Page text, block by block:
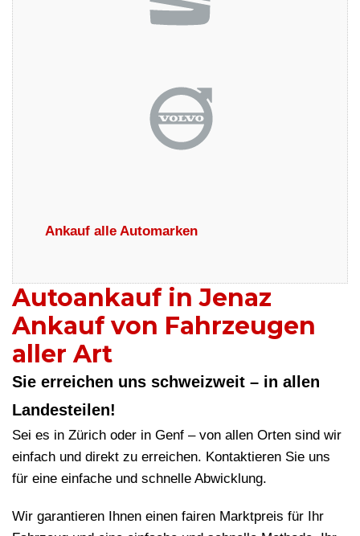
Ankauf alle Automarken
Autoankauf in Jenaz
Ankauf von Fahrzeugen
aller Art
Sie erreichen uns schweizweit – in allen
Landesteilen!
Sei es in Zürich oder in Genf – von allen Orten sind wir
einfach und direkt zu erreichen. Kontaktieren Sie uns
für eine einfache und schnelle Abwicklung.
Wir garantieren Ihnen einen fairen Marktpreis für Ihr